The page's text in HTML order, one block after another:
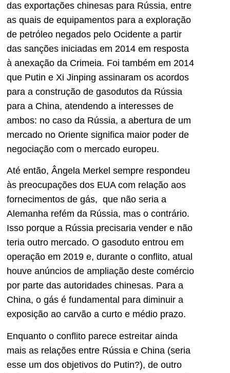
das exportações chinesas para Rússia, entre
as quais de equipamentos para a exploração
de petróleo negados pelo Ocidente a partir
das sanções iniciadas em 2014 em resposta
à anexação da Crimeia. Foi também em 2014
que Putin e Xi Jinping assinaram os acordos
para a construção de gasodutos da Rússia
para a China, atendendo a interesses de
ambos: no caso da Rússia, a abertura de um
mercado no Oriente significa maior poder de
negociação com o mercado europeu.
Até então, Ângela Merkel sempre respondeu
às preocupações dos EUA com relação aos
fornecimentos de gás, que não seria a
Alemanha refém da Rússia, mas o contrário.
Isso porque a Rússia precisaria vender e não
teria outro mercado. O gasoduto entrou em
operação em 2019 e, durante o conflito, atual
houve anúncios de ampliação deste comércio
por parte das autoridades chinesas. Para a
China, o gás é fundamental para diminuir a
exposição ao carvão a curto e médio prazo.
Enquanto o conflito parece estreitar ainda
mais as relações entre Rússia e China (seria
esse um dos objetivos do Putin?), de outro